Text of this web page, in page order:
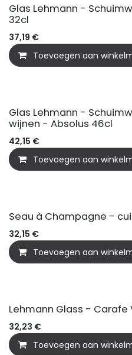
Glas Lehmann -
32cl
37,19 €
Toevoegen aan
Glas Lehmann -
wijnen - Absolus 46cl
42,15 €
Toevoegen aan
Seau à Champagne -
32,15 €
Toevoegen aan
Lehmann Glass - Carafe
32,23 €
Toevoegen aan